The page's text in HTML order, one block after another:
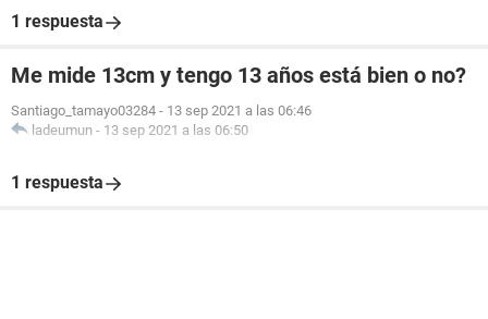
1 respuesta
Me mide 13cm y tengo 13 años está bien o no?
Santiago_tamayo03284 - 13 sep 2021 a las 06:46
ladeumun - 13 sep 2021 a las 06:50
1 respuesta